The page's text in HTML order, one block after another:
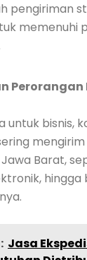
pengiriman
memenuhi
Perorangan
untuk bisnis,
Barat,
hingga
Jasa